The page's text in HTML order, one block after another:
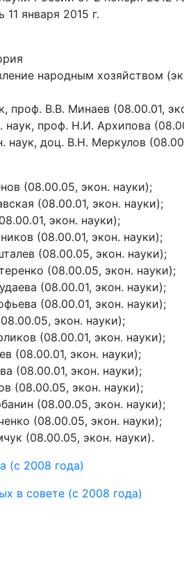
января 2015 г.
народным хозяйством
проф. В.В. Минаев (08.00.01,
наук, проф. Н.И. Архипова
наук, доц. В.Н. Меркулов
(08.00.05, экон. науки);
(08.00.01, экон. науки);
экон. науки);
(08.00.01, экон. науки);
(08.00.05, экон. науки);
(08.00.05, экон. науки);
(08.00.01, экон. науки);
(08.00.01, экон. науки);
экон. науки);
(08.00.01, экон. науки);
(08.00.01, экон. науки);
(08.00.01, экон. науки);
(08.00.05, экон. науки);
(08.00.05, экон. науки);
(08.00.05, экон. науки);
(08.00.05, экон. науки).
(с 2008 года)
в совете (с 2008 года)